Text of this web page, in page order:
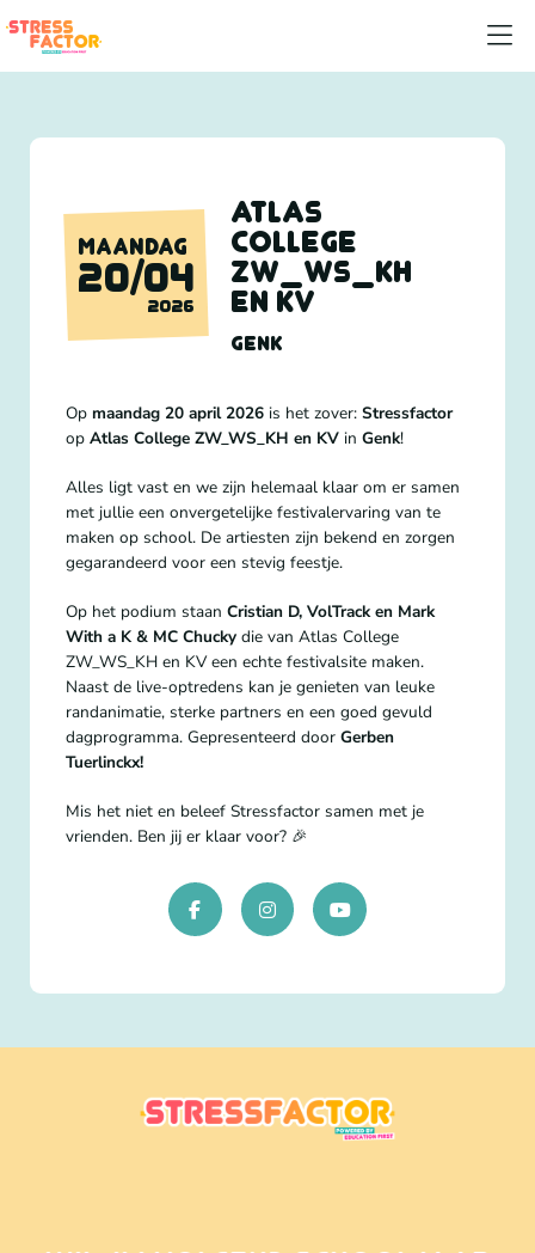
MAANDAG
20/04
2026
Atlas
College
ZW_WS_KH
en KV
GENK
Op maandag 20 april 2026 is het zover: Stressfactor
op Atlas College ZW_WS_KH en KV in Genk!
Alles ligt vast en we zijn helemaal klaar om er samen
met jullie een onvergetelijke festivalervaring van te
maken op school. De artiesten zijn bekend en zorgen
gegarandeerd voor een stevig feestje.
Op het podium staan Cristian D, VolTrack en Mark
With a K & MC Chucky die van Atlas College
ZW_WS_KH en KV een echte festivalsite maken.
Naast de live-optredens kan je genieten van leuke
randanimatie, sterke partners en een goed gevuld
dagprogramma. Gepresenteerd door Gerben
Tuerlinckx!
Mis het niet en beleef Stressfactor samen met je
vrienden. Ben jij er klaar voor? 🎉